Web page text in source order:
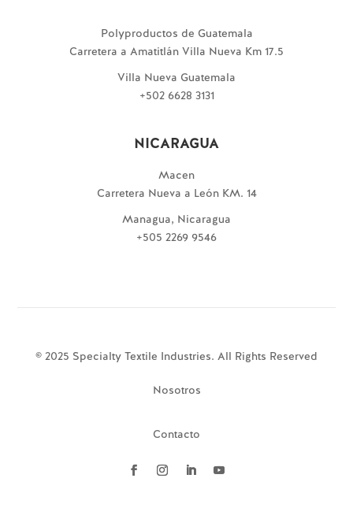
Polyproductos de Guatemala
Carretera a Amatitlán Villa Nueva Km 17.5
Villa Nueva Guatemala
+502 6628 3131
NICARAGUA
Macen
Carretera Nueva a León KM. 14
Managua, Nicaragua
+505 2269 9546
© 2025 Specialty Textile Industries. All Rights Reserved
Nosotros
Contacto